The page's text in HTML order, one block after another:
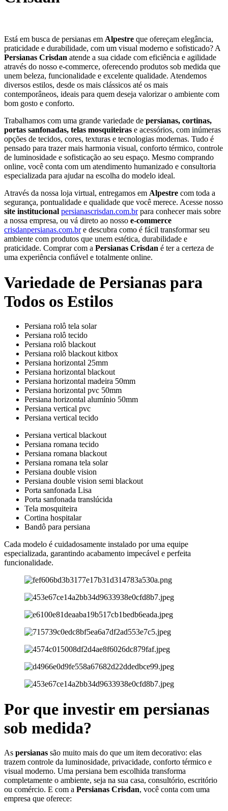
Está em busca de persianas em Alpestre que ofereçam elegância,
praticidade e durabilidade, com um visual moderno e sofisticado? A
Persianas Crisdan atende a sua cidade com eficiência e agilidade
através do nosso e-commerce, oferecendo produtos sob medida que
unem beleza, funcionalidade e excelente qualidade. Atendemos
diversos estilos, desde os mais clássicos até os mais
contemporâneos, ideais para quem deseja valorizar o ambiente com
bom gosto e conforto.
Trabalhamos com uma grande variedade de persianas, cortinas,
portas sanfonadas, telas mosquiteiras e acessórios, com inúmeras
opções de tecidos, cores, texturas e tecnologias modernas. Tudo é
pensado para trazer mais harmonia visual, conforto térmico, controle
de luminosidade e sofisticação ao seu espaço. Mesmo comprando
online, você conta com um atendimento humanizado e consultoria
especializada para ajudar na escolha do modelo ideal.
Através da nossa loja virtual, entregamos em Alpestre com toda a
segurança, pontualidade e qualidade que você merece. Acesse nosso
site institucional persianascrisdan.com.brpara conhecer mais sobre
a nossa empresa, ou vá direto ao nosso e-commerce
crisdanpersianas.com.bre descubra como é fácil transformar seu
ambiente com produtos que unem estética, durabilidade e
praticidade. Comprar com a Persianas Crisdan é ter a certeza de
uma experiência confiável e totalmente online.
Variedade de Persianas para
Todos os Estilos
Persiana rolô tela solar
Persiana rolô tecido
Persiana rolô blackout
Persiana rolô blackout kitbox
Persiana horizontal 25mm
Persiana horizontal blackout
Persiana horizontal madeira 50mm
Persiana horizontal pvc 50mm
Persiana horizontal alumínio 50mm
Persiana vertical pvc
Persiana vertical tecido
Persiana vertical blackout
Persiana romana tecido
Persiana romana blackout
Persiana romana tela solar
Persiana double vision
Persiana double vision semi blackout
Porta sanfonada Lisa
Porta sanfonada translúcida
Tela mosquiteira
Cortina hospitalar
Bandô para persiana
Cada modelo é cuidadosamente instalado por uma equipe
especializada, garantindo acabamento impecável e perfeita
funcionalidade.
Por que investir em persianas
sob medida?
As persianas são muito mais do que um item decorativo: elas
trazem controle da luminosidade, privacidade, conforto térmico e
visual moderno. Uma persiana bem escolhida transforma
completamente o ambiente, seja na sua casa, consultório, escritório
ou comércio. E com a Persianas Crisdan, você conta com uma
empresa que oferece: